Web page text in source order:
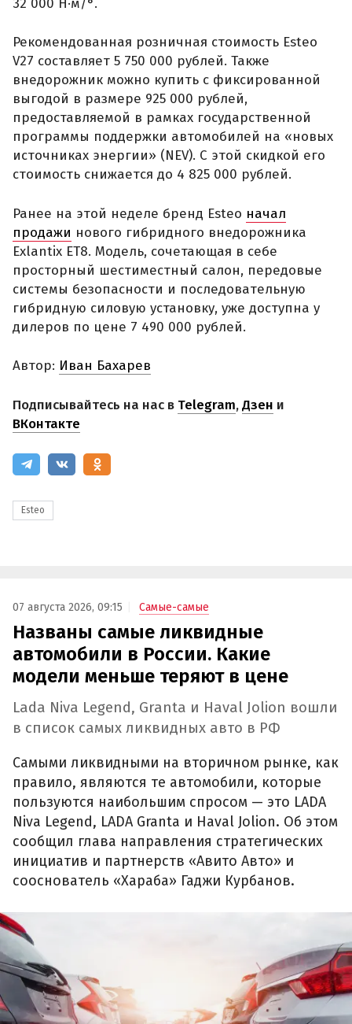
32 000 Н·м/°.
Рекомендованная розничная стоимость Esteo
V27 составляет 5 750 000 рублей. Также
внедорожник можно купить с фиксированной
выгодой в размере 925 000 рублей,
предоставляемой в рамках государственной
программы поддержки автомобилей на «новых
источниках энергии» (NEV). С этой скидкой его
стоимость снижается до 4 825 000 рублей.
Ранее на этой неделе бренд Esteo начал
продажи нового гибридного внедорожника
Exlantix ET8. Модель, сочетающая в себе
просторный шестиместный салон, передовые
системы безопасности и последовательную
гибридную силовую установку, уже доступна у
дилеров по цене 7 490 000 рублей.
Автор: Иван Бахарев
Подписывайтесь на нас в Telegram,Дзен и
ВКонтакте
Esteo
07 августа 2026, 09:15 Самые-самые
Названы самые ликвидные
автомобили в России. Какие
модели меньше теряют в цене
Lada Niva Legend, Granta и Haval Jolion вошли
в список самых ликвидных авто в РФ
Самыми ликвидными на вторичном рынке, как
правило, являются те автомобили, которые
пользуются наибольшим спросом — это LADA
Niva Legend, LADA Granta и Haval Jolion. Об этом
сообщил глава направления стратегических
инициатив и партнерств «Авито Авто» и
сооснователь «Хараба» Гаджи Курбанов.